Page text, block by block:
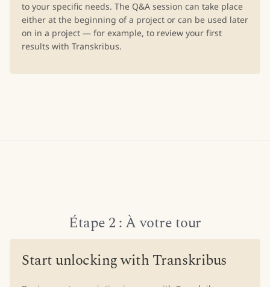
to your specific needs. The Q&A session can take place
either at the beginning of a project or can be used later
on in a project — for example, to review your first
results with Transkribus.
Étape 2 : À votre tour
Start unlocking with Transkribus